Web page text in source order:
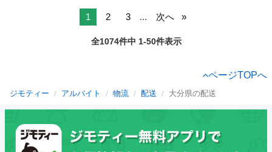
1 2 3 ... 次へ
全1074件中 1-50件表示
ページTOPへ
ジモティー アルバイト 物流 配送 大分県の配送